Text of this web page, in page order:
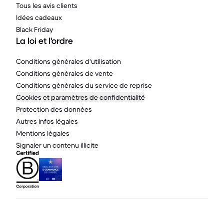
Tous les avis clients
Idées cadeaux
Black Friday
La loi et l'ordre
Conditions générales d'utilisation
Conditions générales de vente
Conditions générales du service de reprise
Cookies et paramètres de confidentialité
Protection des données
Autres infos légales
Mentions légales
Signaler un contenu illicite